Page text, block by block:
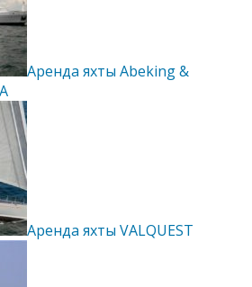
Аренда яхты Abeking &
Аренда яхты VALQUEST